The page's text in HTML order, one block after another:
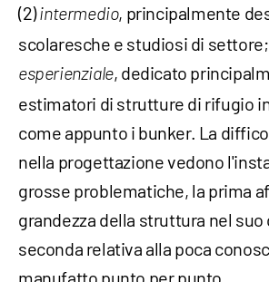
(2)intermedio, principalmente
scolaresche e studiosi di settore;
esperienziale, dedicato
estimatori di strutture di rifugio
come appunto i bunker. La
nella progettazione vedono
grosse problematiche, la prima
grandezza della struttura nel suo
seconda relativa alla poca
manufatto punto per punto.